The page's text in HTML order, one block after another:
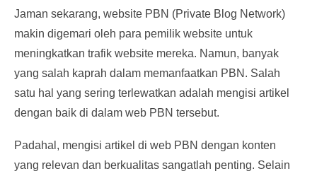
Jaman sekarang, website PBN (Private Blog Network)
makin digemari oleh para pemilik website untuk
meningkatkan trafik website mereka. Namun, banyak
yang salah kaprah dalam memanfaatkan PBN. Salah
satu hal yang sering terlewatkan adalah mengisi artikel
dengan baik di dalam web PBN tersebut.
Padahal, mengisi artikel di web PBN dengan konten
yang relevan dan berkualitas sangatlah penting. Selain